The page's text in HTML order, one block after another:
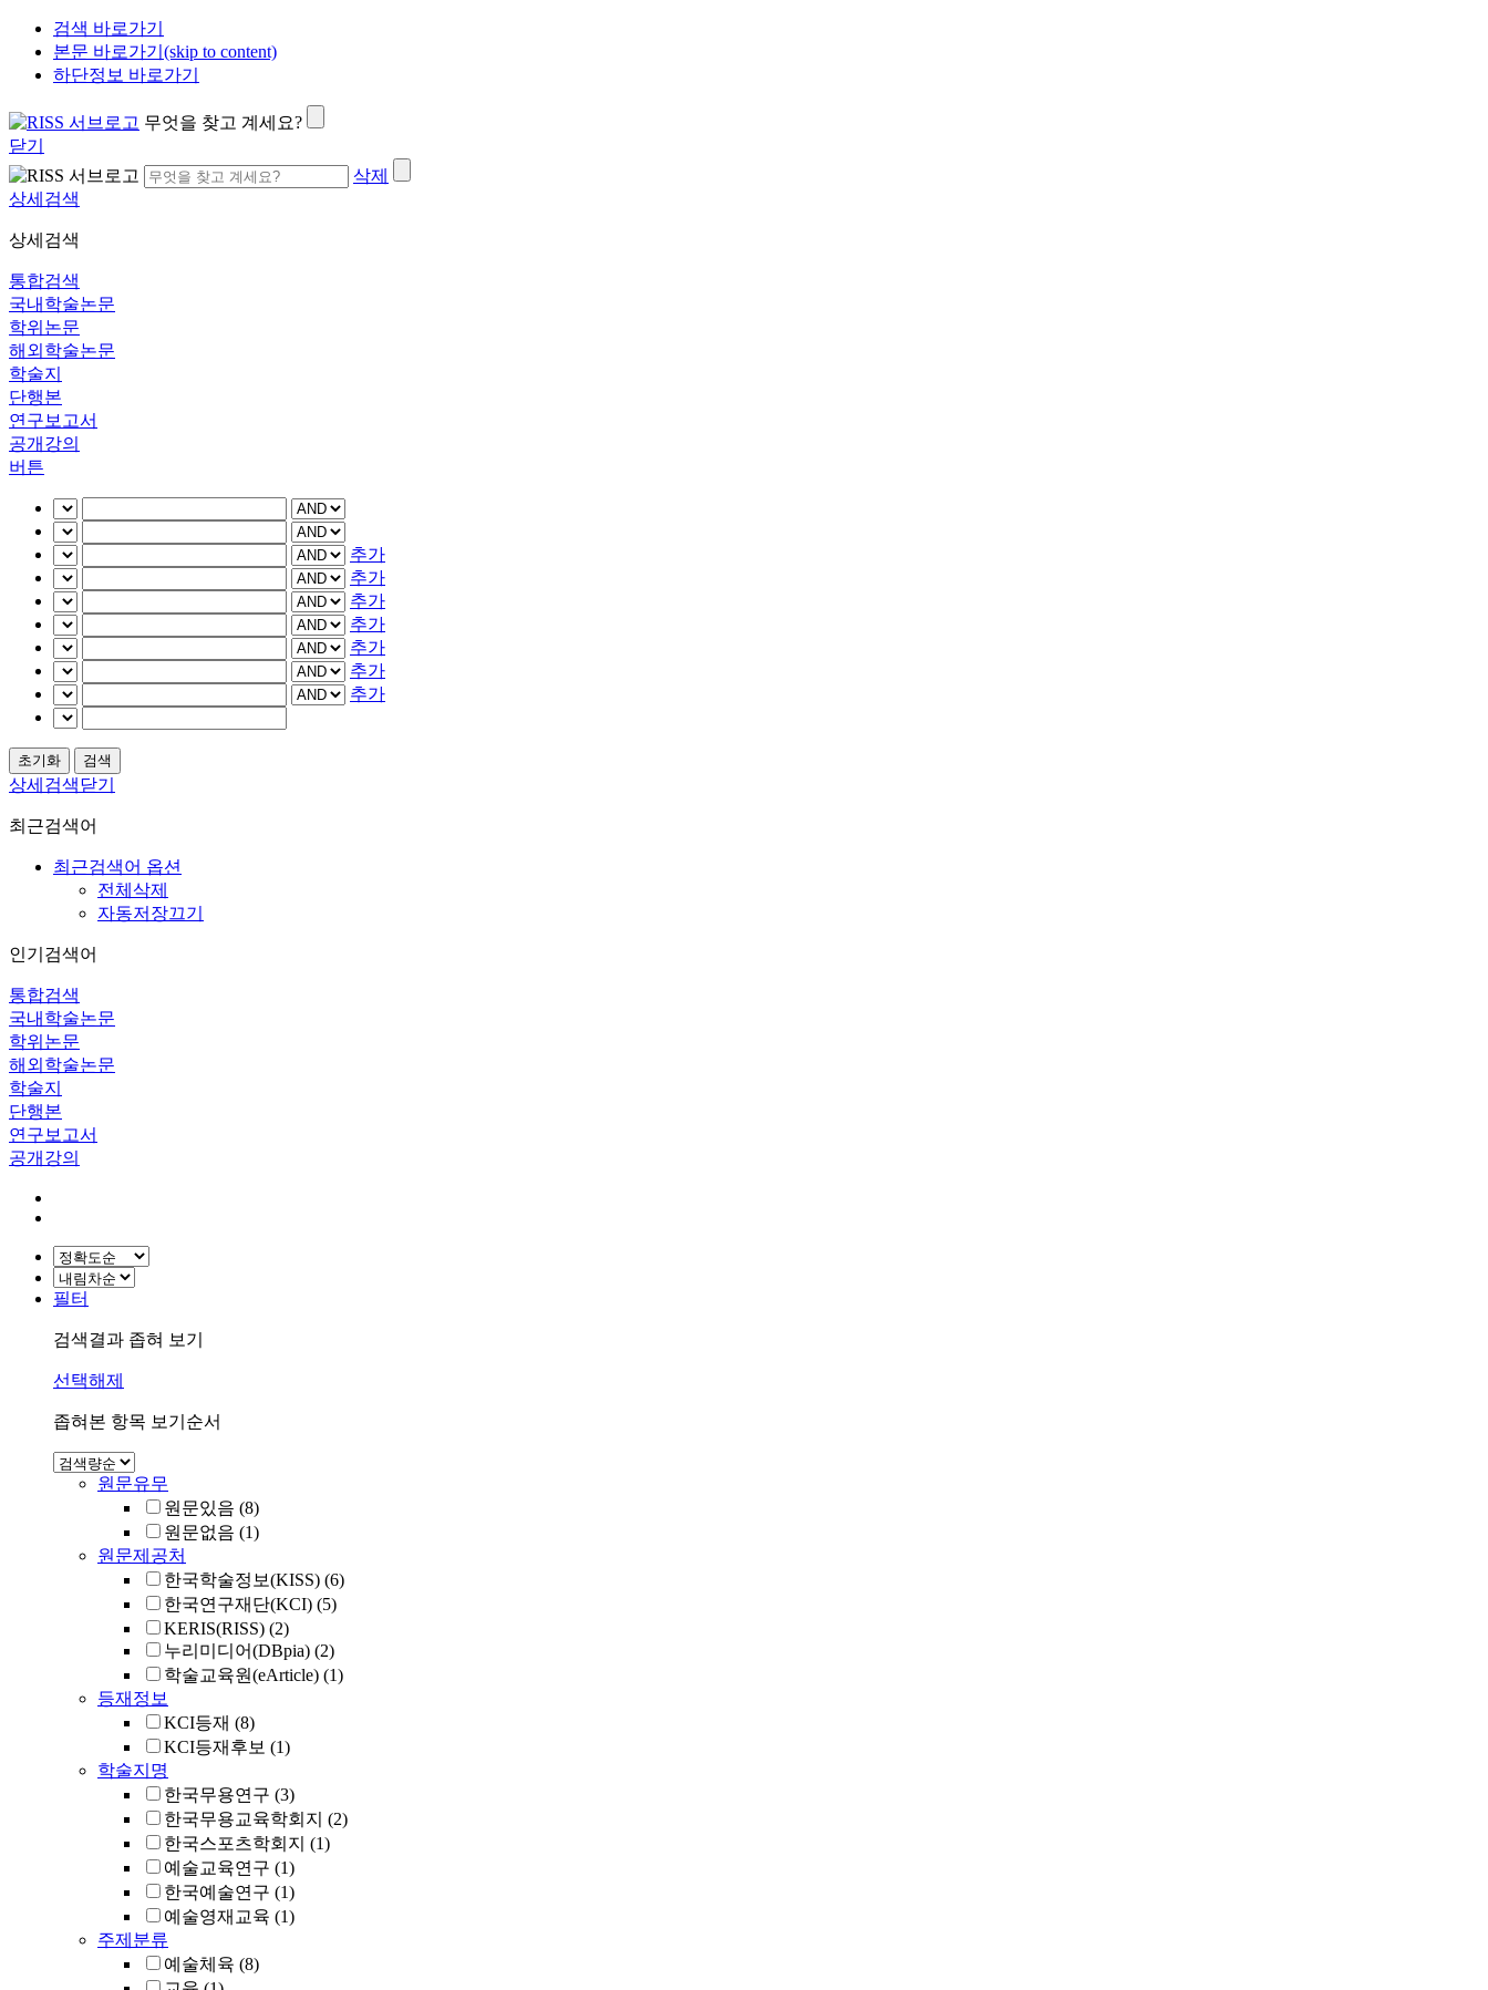
검색 바로가기
본문 바로가기(skip to content)
하단정보 바로가기
무엇을 찾고 계세요?
닫기
삭제
상세검색
상세검색
통합검색
국내학술논문
학위논문
해외학술논문
학술지
단행본
연구보고서
공개강의
버튼
추가
추가
추가
추가
추가
추가
추가
상세검색닫기
최근검색어
최근검색어 옵션
전체삭제
자동저장끄기
인기검색어
통합검색
국내학술논문
학위논문
해외학술논문
학술지
단행본
연구보고서
공개강의
필터
검색결과 좁혀 보기
선택해제
좁혀본 항목 보기순서
원문유무
원문있음 (8)
원문없음 (1)
원문제공처
한국학술정보(KISS) (6)
한국연구재단(KCI) (5)
KERIS(RISS) (2)
누리미디어(DBpia) (2)
학술교육원(eArticle) (1)
등재정보
KCI등재 (8)
KCI등재후보 (1)
학술지명
한국무용연구 (3)
한국무용교육학회지 (2)
한국스포츠학회지 (1)
예술교육연구 (1)
한국예술연구 (1)
예술영재교육 (1)
주제분류
예술체육 (8)